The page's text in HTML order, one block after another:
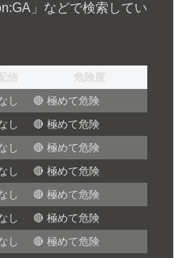
」などで検索してい
配信
危険度
し
🔴 極めて危険
し
🔴 極めて危険
し
🔴 極めて危険
し
🔴 極めて危険
し
🔴 極めて危険
し
🔴 極めて危険
し
🔴 極めて危険